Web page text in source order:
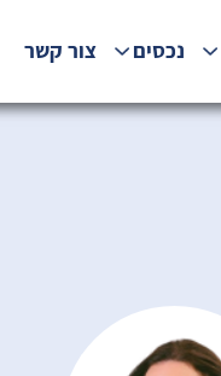
נכסים צור קשר